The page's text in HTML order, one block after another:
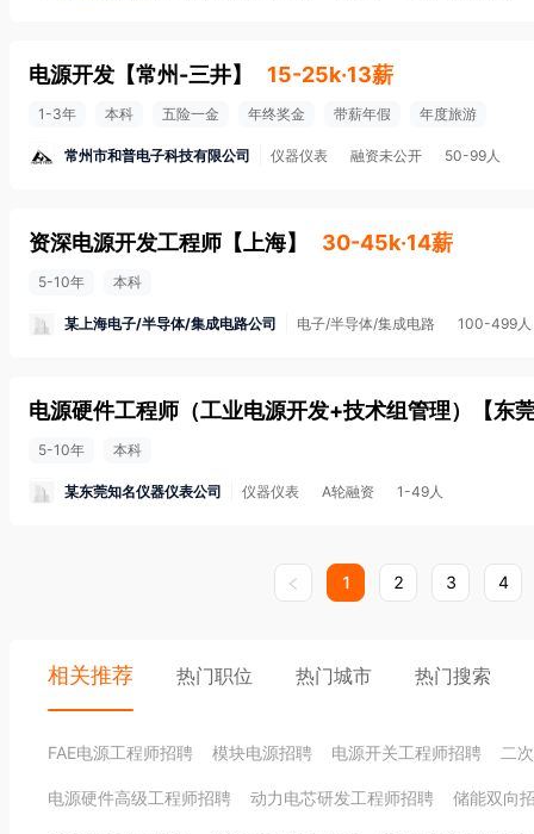
电源开发 【常州-三井】 15-25k·13薪
1-3年 本科 五险一金 年终奖金 带薪年假 年度旅游
常州市和普电子科技有限公司 仪器仪表 融资未公开 50-99人
资深电源开发工程师 【 上海】 30-45k·14薪
5-10年 本科
某上海电子/半导体/集成电路公司 电子/半导体/集成电路 100-499人
电源硬件工程师（工业电源开发+技术组管理） 【东
5-10年 本科
某东莞知名仪器仪表公司 仪器仪表 A轮融资 1-49人
1 2 3 4
相关推荐 热门职位 热门城市 热门搜索
FAE电源工程师招聘 模块电源招聘 电源开关工程师招聘 二
电源硬件高级工程师招聘 动力电芯研发工程师招聘 储能双向